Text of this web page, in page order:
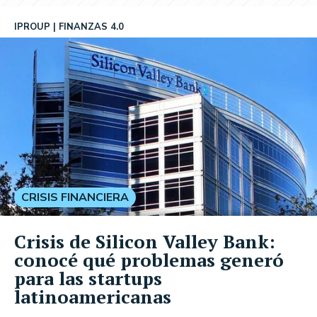
IPROUP FINANZAS 4.0
CRISIS FINANCIERA
Crisis de Silicon Valley Bank:
conocé qué problemas generó
para las startups
latinoamericanas